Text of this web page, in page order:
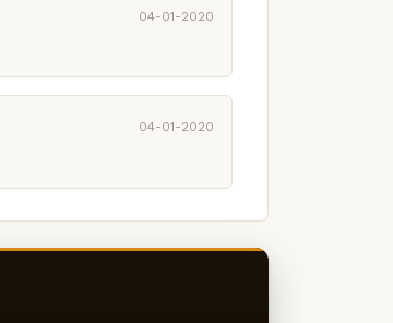
04-01-2020
04-01-2020